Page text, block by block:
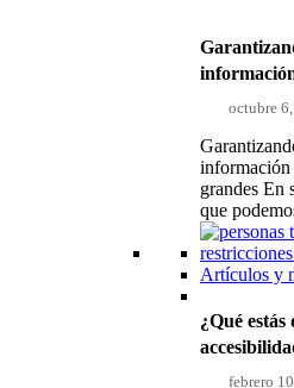
octubre
información
grandes En
que
Artículos y
¿Qué
febrero